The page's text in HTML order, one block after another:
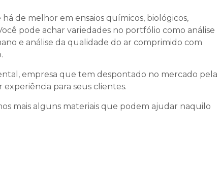
de melhor em ensaios químicos, biológicos,
pode achar variedades no portfólio como análise
e análise da qualidade do ar comprimido com
empresa que tem despontado no mercado pela
para seus clientes.
mais alguns materiais que podem ajudar naquilo